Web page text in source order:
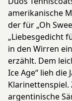
amerikanische
der für „Oh
„Liebesgedicht
in den Wirren
erzählt. Dem
Ice Age“ lieh die
Klarinettenspiel.
argentinische